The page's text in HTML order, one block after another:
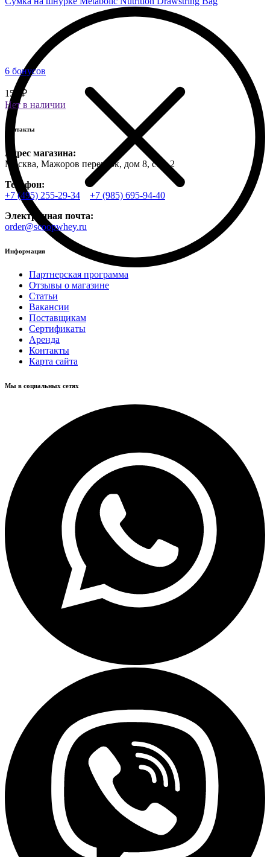
6 бонусов
150 ₽
Нет в наличии
Контакты
Адрес магазина:
Москва, Мажоров переулок, дом 8, стр. 2
Телефон:
+7 (495) 255-29-34
+7 (985) 695-94-40
Электронная почта:
order@scoopwhey.ru
Информация
Партнерская программа
Отзывы о магазине
Статьи
Вакансии
Поставщикам
Сертификаты
Аренда
Контакты
Карта сайта
Мы в социальных сетях